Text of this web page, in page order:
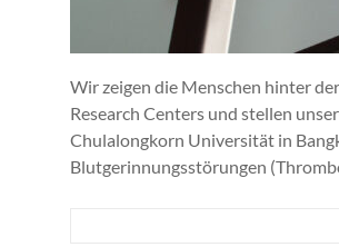
Wir zeigen die Menschen hinter
Research Centers und stellen
Chulalongkorn Universität in
Blutgerinnungsstörungen